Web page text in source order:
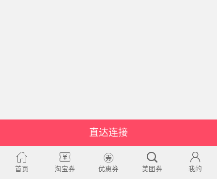
直达连接
首页 淘宝券 优惠券 美团券 我的